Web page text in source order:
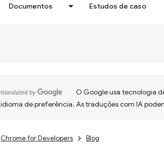
Documentos Estudos de caso
O Google usa tecnologia
idioma de preferência. As traduções com IA
Chrome for Developers Blog